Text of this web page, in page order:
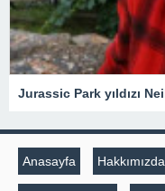
Anasayfa Hakkımızda